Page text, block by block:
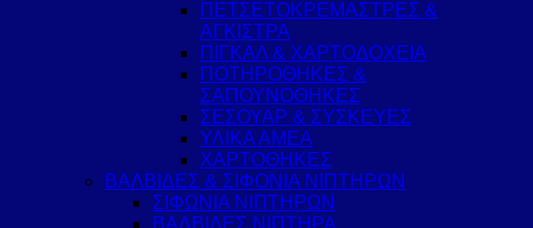
ΠΕΤΣΕΤΟΚΡΕΜΑΣΤΡΕΣ &
ΑΓΚΙΣΤΡΑ
ΠΙΓΚΑΛ & ΧΑΡΤΟΔΟΧΕΙΑ
ΠΟΤΗΡΟΘΗΚΕΣ &
ΣΑΠΟΥΝΟΘΗΚΕΣ
ΣΕΣΟΥΑΡ & ΣΥΣΚΕΥΕΣ
ΥΛΙΚΑ ΑΜΕΑ
ΧΑΡΤΟΘΗΚΕΣ
ΒΑΛΒΙΔΕΣ & ΣΙΦΟΝΙΑ ΝΙΠΤΗΡΩΝ
ΣΙΦΩΝΙΑ ΝΙΠΤΗΡΩΝ